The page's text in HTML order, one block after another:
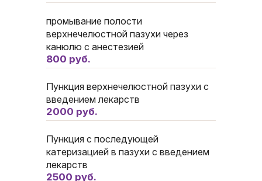
промывание полости
верхнечелюстной пазухи через
канюлю с анестезией
800 руб.
Пункция верхнечелюстной пазухи с
введением лекарств
2000 руб.
Пункция с последующей
катеризацией в пазухи с введением
лекарств
2500 руб.